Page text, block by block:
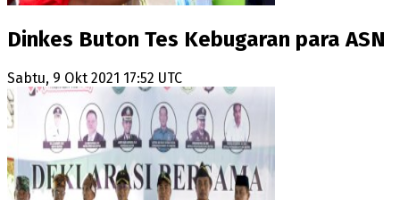
Dinkes Buton Tes Kebugaran para ASN
Sabtu, 9 Okt 2021 17:52 UTC